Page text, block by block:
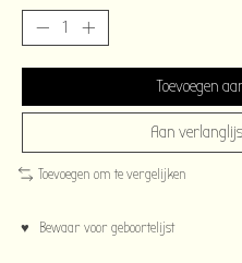
Toevoegen
Aan
Toevoegen om te vergelijken
♥ Bewaar voor geboortelijst